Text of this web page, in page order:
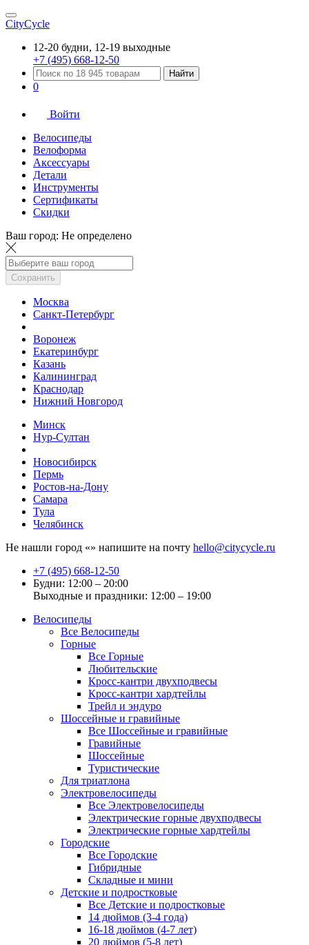
CityCycle
12-20 будни, 12-19 выходные
+7 (495) 668-12-50
Найти
0
Войти
Велосипеды
Велоформа
Аксессуары
Детали
Инструменты
Сертификаты
Скидки
Ваш город: Не определено
Сохранить
Москва
Санкт-Петербург
Воронеж
Екатеринбург
Казань
Калининград
Краснодар
Нижний Новгород
Минск
Нур-Султан
Новосибирск
Пермь
Ростов-на-Дону
Самара
Тула
Челябинск
Не нашли город «» напишите на почту hello@citycycle.ru
+7 (495) 668-12-50
Будни: 12:00 – 20:00
Выходные и праздники: 12:00 – 19:00
Велосипеды
Все Велосипеды
Горные
Все Горные
Любительские
Кросс-кантри двухподвесы
Кросс-кантри хардтейлы
Трейл и эндуро
Шоссейные и гравийные
Все Шоссейные и гравийные
Гравийные
Шоссейные
Туристические
Для триатлона
Электровелосипеды
Все Электровелосипеды
Электрические горные двухподвесы
Электрические горные хардтейлы
Городские
Все Городские
Гибридные
Складные и мини
Детские и подростковые
Все Детские и подростковые
14 дюймов (3-4 года)
16-18 дюймов (4-7 лет)
20 дюймов (5-8 лет)